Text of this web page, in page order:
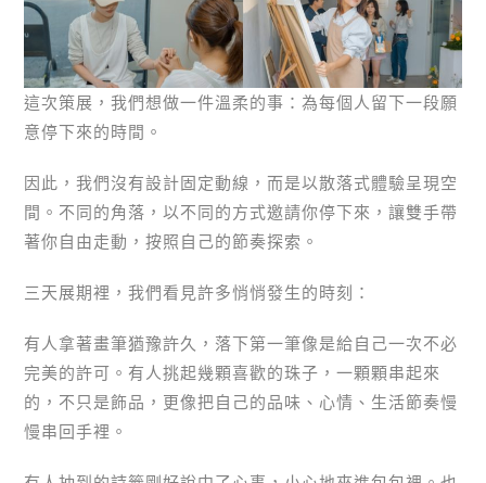
這次策展，我們想做一件溫柔的事：為每個人留下一段願
意停下來的時間。
因此，我們沒有設計固定動線，而是以散落式體驗呈現空
間。不同的角落，以不同的方式邀請你停下來，讓雙手帶
著你自由走動，按照自己的節奏探索。
三天展期裡，我們看見許多悄悄發生的時刻：
有人拿著畫筆猶豫許久，落下第一筆像是給自己一次不必
完美的許可。有人挑起幾顆喜歡的珠子，一顆顆串起來
的，不只是飾品，更像把自己的品味、心情、生活節奏慢
慢串回手裡。